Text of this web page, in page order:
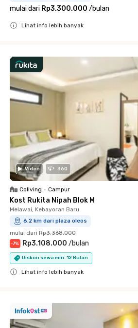
mulai dari Rp3.300.000 /bulan
Lihat info lebih banyak
Video 360
Coliving • Campur
Kost Rukita Nipah Blok M
Melawai, Kebayoran Baru
6.2 km dari plaza oleos
mulai dari Rp3.368.000
-7% Rp3.108.000 /bulan
Diskon sewa min. 12 Bulan
Lihat info lebih banyak